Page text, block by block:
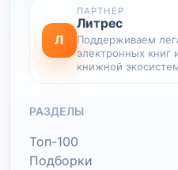
Л
ПАРТНЕР
Литрес
Поддерживаем
электронных книг
книжной
РАЗДЕЛЫ
Топ-100
Подборки